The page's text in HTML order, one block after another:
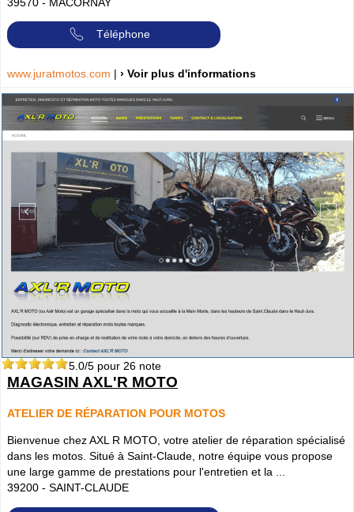
Téléphone
www.juratmotos.com | › Voir plus d'informations
5.0/5 pour 26 note
MAGASIN AXL'R MOTO
ATELIER DE RÉPARATION POUR MOTOS
Bienvenue chez AXL R MOTO, votre atelier de réparation spécialisé
dans les motos. Situé à Saint-Claude, notre équipe vous propose
une large gamme de prestations pour l'entretien et la ...
39200 - SAINT-CLAUDE